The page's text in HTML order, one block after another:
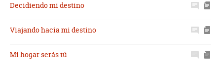
Decidiendo mi destino
Viajando hacia mi destino
Mi hogar serás tú